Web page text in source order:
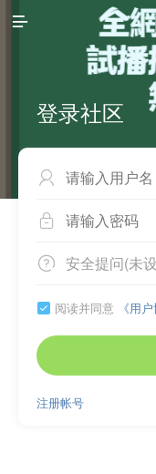

登录社区


 安全提问(未
 阅读并同意 《用
注册帐号